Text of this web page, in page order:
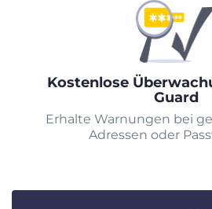
Kostenlose
Guard
Erhalte Warnungen bei
Adressen oder